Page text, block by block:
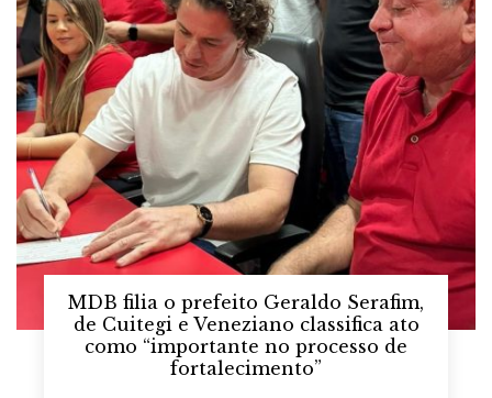
MDB filia o prefeito Geraldo Serafim,
de Cuitegi e Veneziano classifica ato
como “importante no processo de
fortalecimento”